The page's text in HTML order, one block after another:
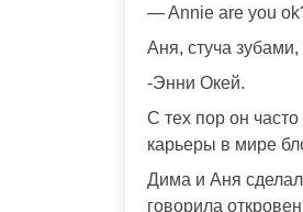
— Annie are you
Аня, стуча
-Энни Окей.
С тех пор он
карьеры в мире
Дима и Аня
говорила